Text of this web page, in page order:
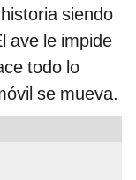
siendo
ave le impide
todo lo
se mueva.